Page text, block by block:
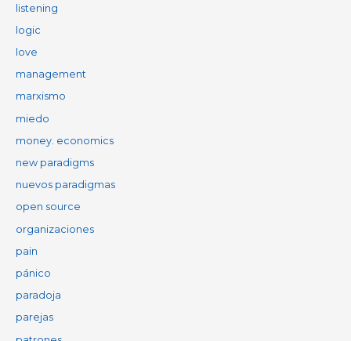
listening
logic
love
management
marxismo
miedo
money. economics
new paradigms
nuevos paradigmas
open source
organizaciones
pain
pánico
paradoja
parejas